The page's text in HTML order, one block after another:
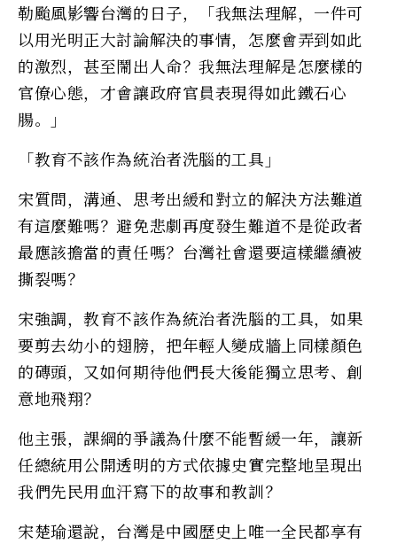
勒颱風影響台灣的日子，「我無法理解，一件可
以用光明正大討論解決的事情，怎麼會弄到如此
的激烈，甚至鬧出人命？我無法理解是怎麼樣的
官僚心態，才會讓政府官員表現得如此鐵石心
腸。」
「教育不該作為統治者洗腦的工具」
宋質問，溝通、思考出緩和對立的解決方法難道
有這麼難嗎？避免悲劇再度發生難道不是從政者
最應該擔當的責任嗎？台灣社會還要這樣繼續被
撕裂嗎？
宋強調，教育不該作為統治者洗腦的工具，如果
要剪去幼小的翅膀，把年輕人變成牆上同樣顏色
的磚頭，又如何期待他們長大後能獨立思考、創
意地飛翔？
他主張，課綱的爭議為什麼不能暫緩一年，讓新
任總統用公開透明的方式依據史實完整地呈現出
我們先民用血汗寫下的故事和教訓？
宋楚瑜還說，台灣是中國歷史上唯一全民都享有